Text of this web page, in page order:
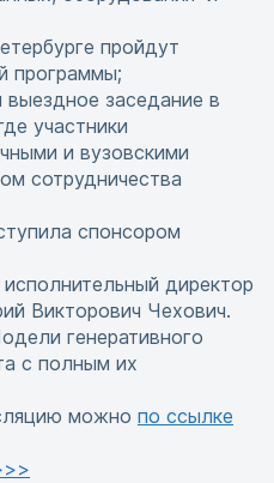
пройдут
программы;
заседание в
участники
и вузовскими
сотрудничества
спонсором
директор
Викторович Чехович.
генеративного
с полным их
можно по ссылке